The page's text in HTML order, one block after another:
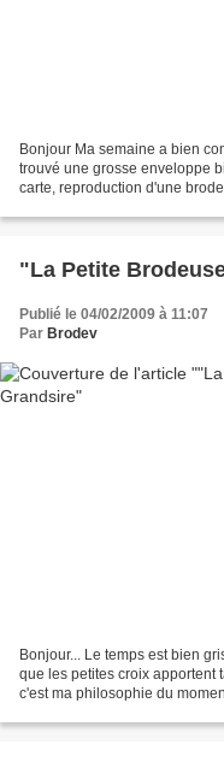
Bonjour Ma semaine a bien
trouvé une grosse enveloppe
carte, reproduction d'une
"La Petite
Publié le 04/02/2009 à 11:07
Par Brodev
Bonjour... Le temps est bien
que les petites croix apportent
c'est ma philosophie du